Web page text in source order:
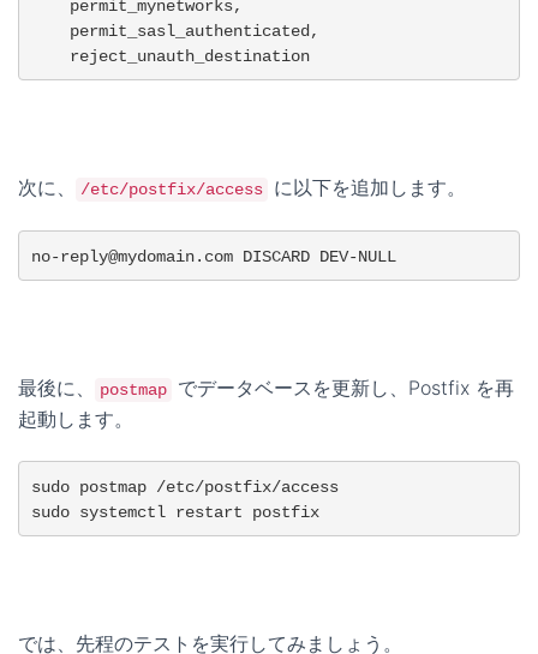
    reject_unauth_destination
次に、 /etc/postfix/access に以下を追加します。
no-reply@mydomain.com DISCARD DEV-NULL
最後に、 postmap
でデータベースを更新し、Postfix を再
起動します。
sudo postmap /etc/postfix/access
sudo systemctl restart postfix
では、先程のテストを実行してみましょう。